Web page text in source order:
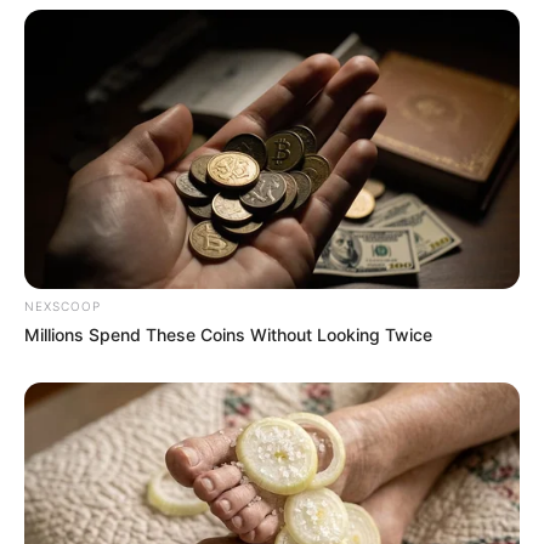
10 Pose Manekin Anti
Mainstream yang Konyol
Banget
8 Kata Lucu Seputar Malam
Minggu ala Jomblo yang Bikin
Ngenes
NEXSCOOP
Millions Spend These Coins Without Looking Twice